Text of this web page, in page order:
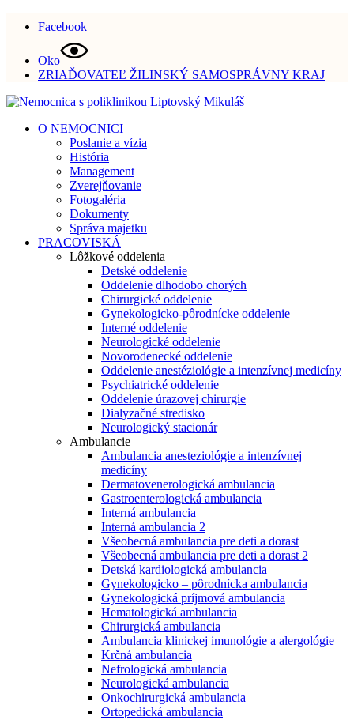
Facebook
Oko
ZRIAĎOVATEĽ ŽILINSKÝ SAMOSPRÁVNY KRAJ
O NEMOCNICI
Poslanie a vízia
História
Management
Zverejňovanie
Fotogaléria
Dokumenty
Správa majetku
PRACOVISKÁ
Lôžkové oddelenia
Detské oddelenie
Oddelenie dlhodobo chorých
Chirurgické oddelenie
Gynekologicko-pôrodnícke oddelenie
Interné oddelenie
Neurologické oddelenie
Novorodenecké oddelenie
Oddelenie anestéziológie a intenzívnej medicíny
Psychiatrické oddelenie
Oddelenie úrazovej chirurgie
Dialyzačné stredisko
Neurologický stacionár
Ambulancie
Ambulancia anesteziológie a intenzívnej
medicíny
Dermatovenerologická ambulancia
Gastroenterologická ambulancia
Interná ambulancia
Interná ambulancia 2
Všeobecná ambulancia pre deti a dorast
Všeobecná ambulancia pre deti a dorast 2
Detská kardiologická ambulancia
Gynekologicko – pôrodnícka ambulancia
Gynekologická príjmová ambulancia
Hematologická ambulancia
Chirurgická ambulancia
Ambulancia klinickej imunológie a alergológie
Krčná ambulancia
Nefrologická ambulancia
Neurologická ambulancia
Onkochirurgická ambulancia
Ortopedická ambulancia